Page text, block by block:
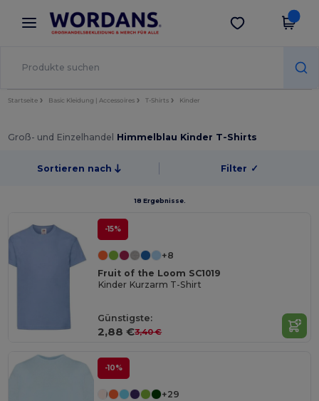
× Wordans App
Bessere Preise in der App!
App holen
Startseite Basic Kleidung | Accessoires T-Shirts Kinder
Groß- und Einzelhandel Himmelblau Kinder T-Shirts
Sortieren nach Filter ✓
18 Ergebnisse.
-15%
+8
Fruit of the Loom SC1019
Kinder Kurzarm T-Shirt
Günstigste:
2,88 €3,40 €
-10%
+29